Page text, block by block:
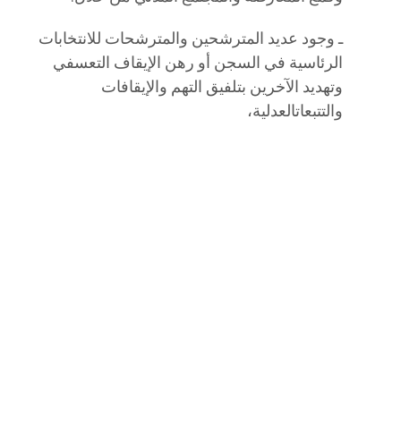
ـ وجود عديد المترشحين والمترشحات للانتخابات
الرئاسية في السجن أو رهن الإيقاف التعسفي
وتهديد الآخرين بتلفيق التهم والإيقافات
والتتبعاتالعدلية،